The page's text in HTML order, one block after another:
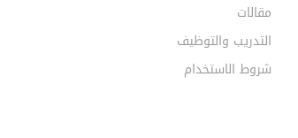
مقالات
التدريب والتوظيف
شروط الاستخدام